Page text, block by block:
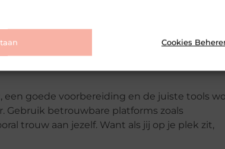
Cookies
op een plek waar jij je prettig voelt, waar je
zoals Jouwzorgbaan.nl helpen je niet
goede voorbereiding en de juiste tools
Gebruik betrouwbare platforms zoals
trouw aan jezelf. Want als jij op je plek zit,